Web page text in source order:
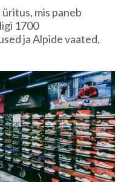
mis paneb
1700
ja Alpide vaated,